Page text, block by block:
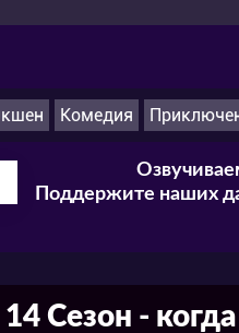
Комедия
Поддержите наших
Сезон -